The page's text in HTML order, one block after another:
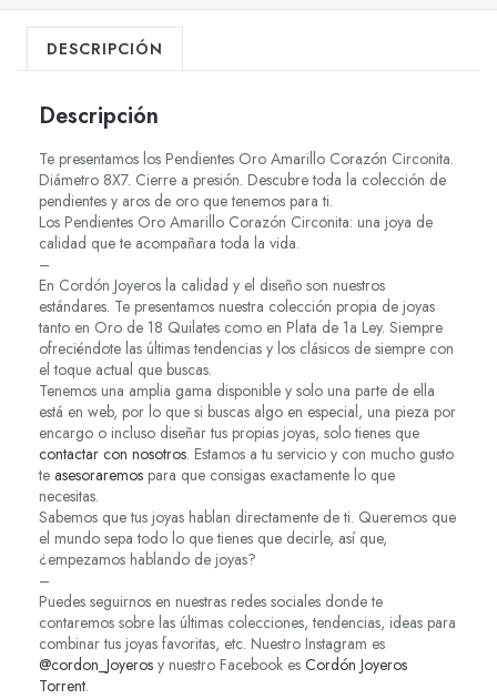
DESCRIPCIÓN
Descripción
Te presentamos los Pendientes Oro Amarillo Corazón Circonita.
Diámetro 8X7. Cierre a presión. Descubre toda la colección de
pendientes y aros de oro que tenemos para ti.
Los Pendientes Oro Amarillo Corazón Circonita: una joya de
calidad que te acompañara toda la vida.
–
En Cordón Joyeros la calidad y el diseño son nuestros
estándares. Te presentamos nuestra colección propia de joyas
tanto en Oro de 18 Quilates como en Plata de 1a Ley. Siempre
ofreciéndote las últimas tendencias y los clásicos de siempre con
el toque actual que buscas.
Tenemos una amplia gama disponible y solo una parte de ella
está en web, por lo que si buscas algo en especial, una pieza por
encargo o incluso diseñar tus propias joyas, solo tienes que
contactar con nosotros. Estamos a tu servicio y con mucho gusto
te asesoraremos para que consigas exactamente lo que
necesitas.
Sabemos que tus joyas hablan directamente de ti. Queremos que
el mundo sepa todo lo que tienes que decirle, así que,
¿empezamos hablando de joyas?
–
Puedes seguirnos en nuestras redes sociales donde te
contaremos sobre las últimas colecciones, tendencias, ideas para
combinar tus joyas favoritas, etc. Nuestro Instagram es
@cordon_Joyeros y nuestro Facebook es Cordón Joyeros
Torrent.